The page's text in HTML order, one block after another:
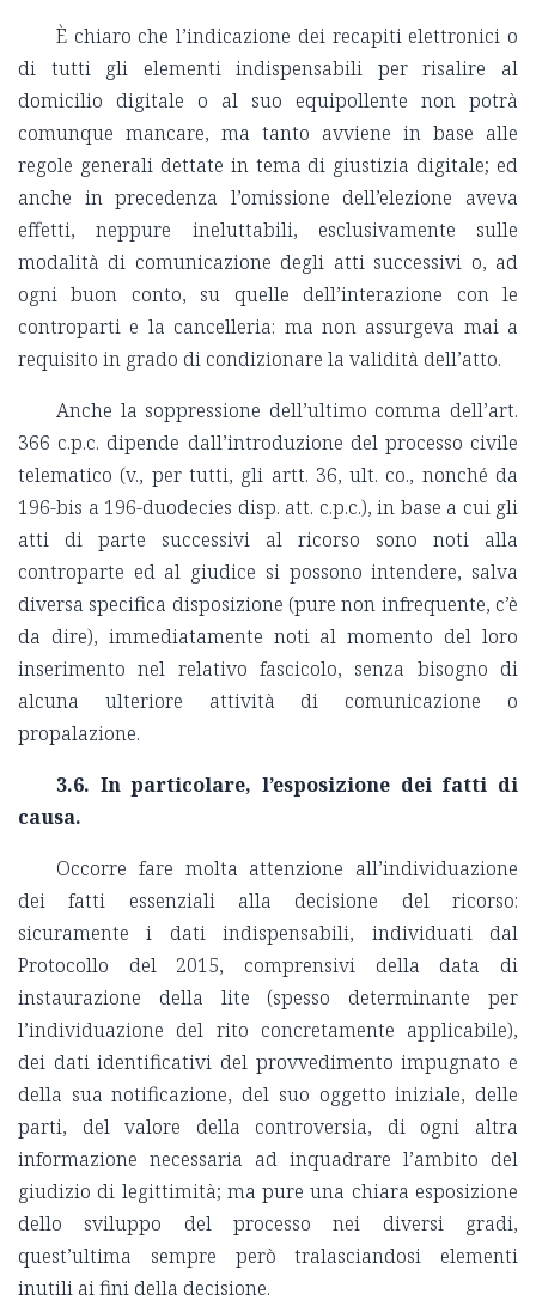
È chiaro che l’indicazione dei recapiti elettronici o
di tutti gli elementi indispensabili per risalire al
domicilio digitale o al suo equipollente non potrà
comunque mancare, ma tanto avviene in base alle
regole generali dettate in tema di giustizia digitale; ed
anche in precedenza l’omissione dell’elezione aveva
effetti, neppure ineluttabili, esclusivamente sulle
modalità di comunicazione degli atti successivi o, ad
ogni buon conto, su quelle dell’interazione con le
controparti e la cancelleria: ma non assurgeva mai a
requisito in grado di condizionare la validità dell’atto.
Anche la soppressione dell’ultimo comma dell’art.
366 c.p.c. dipende dall’introduzione del processo civile
telematico (v., per tutti, gli artt. 36, ult. co., nonché da
196-bis a 196-duodecies disp. att. c.p.c.), in base a cui gli
atti di parte successivi al ricorso sono noti alla
controparte ed al giudice si possono intendere, salva
diversa specifica disposizione (pure non infrequente, c’è
da dire), immediatamente noti al momento del loro
inserimento nel relativo fascicolo, senza bisogno di
alcuna ulteriore attività di comunicazione o
propalazione.
3.6. In particolare, l’esposizione dei fatti di
causa.
Occorre fare molta attenzione all’individuazione
dei fatti essenziali alla decisione del ricorso:
sicuramente i dati indispensabili, individuati dal
Protocollo del 2015, comprensivi della data di
instaurazione della lite (spesso determinante per
l’individuazione del rito concretamente applicabile),
dei dati identificativi del provvedimento impugnato e
della sua notificazione, del suo oggetto iniziale, delle
parti, del valore della controversia, di ogni altra
informazione necessaria ad inquadrare l’ambito del
giudizio di legittimità; ma pure una chiara esposizione
dello sviluppo del processo nei diversi gradi,
quest’ultima sempre però tralasciandosi elementi
inutili ai fini della decisione.